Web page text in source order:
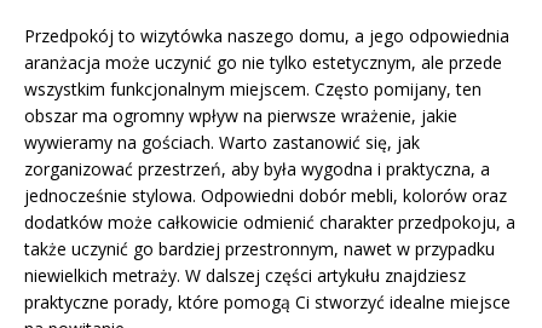
Przedpokój to wizytówka naszego domu, a jego odpowiednia
aranżacja może uczynić go nie tylko estetycznym, ale przede
wszystkim funkcjonalnym miejscem. Często pomijany, ten
obszar ma ogromny wpływ na pierwsze wrażenie, jakie
wywieramy na gościach. Warto zastanowić się, jak
zorganizować przestrzeń, aby była wygodna i praktyczna, a
jednocześnie stylowa. Odpowiedni dobór mebli, kolorów oraz
dodatków może całkowicie odmienić charakter przedpokoju, a
także uczynić go bardziej przestronnym, nawet w przypadku
niewielkich metraży. W dalszej części artykułu znajdziesz
praktyczne porady, które pomogą Ci stworzyć idealne miejsce